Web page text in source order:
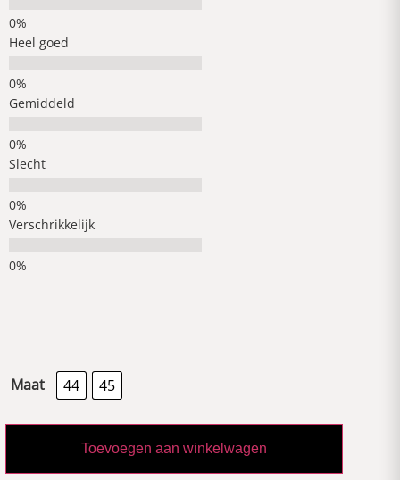
Heel goed
Gemiddeld
Slecht
Verschrikkelijk
Maat 44 45
Toevoegen aan winkelwagen